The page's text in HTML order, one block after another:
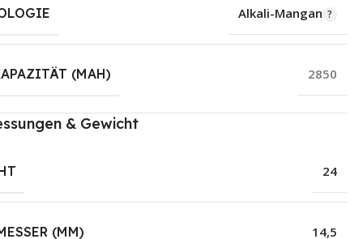
Alkali-Mangan
(MAH) 2850
& Gewicht
24
(MM) 14,5